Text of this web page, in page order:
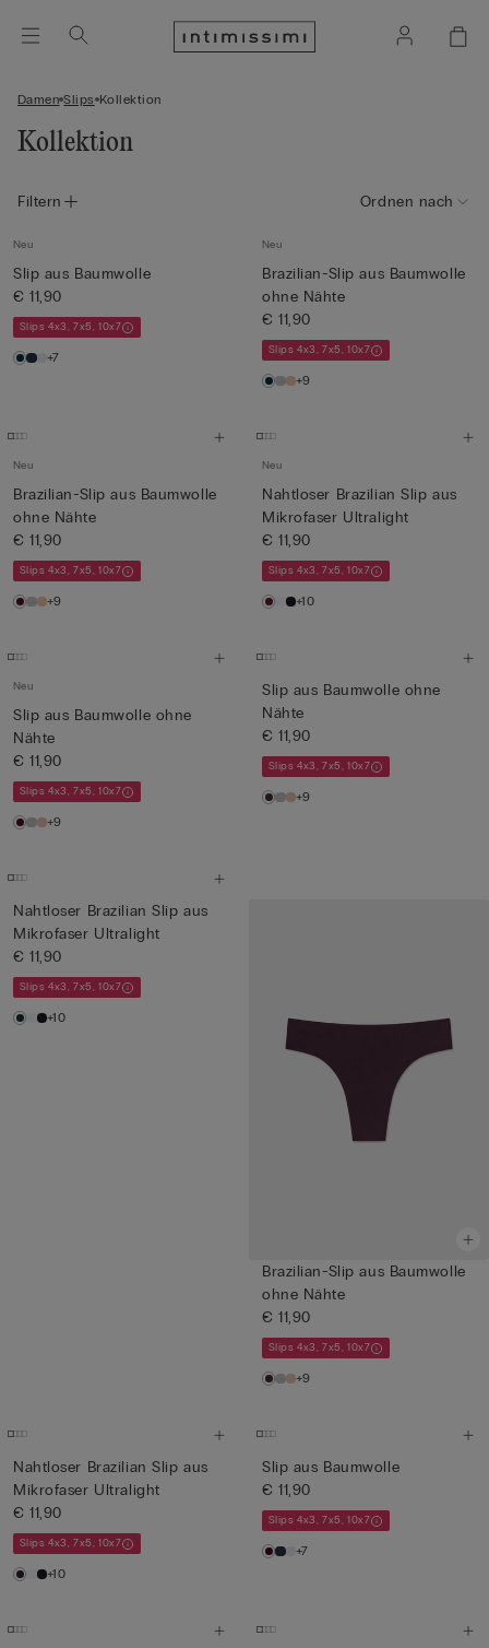
Damen Slips Kollektion
Kollektion
Filtern Ordnen nach
Neu
Slip aus Baumwolle
€ 11,90
Slips 4x3, 7x5, 10x7
+7
Neu
Brazilian-Slip aus Baumwolle
ohne Nähte
€ 11,90
Slips 4x3, 7x5, 10x7
+9
Neu
Brazilian-Slip aus Baumwolle
ohne Nähte
€ 11,90
Slips 4x3, 7x5, 10x7
+9
Neu
Nahtloser Brazilian Slip aus
Mikrofaser Ultralight
€ 11,90
Slips 4x3, 7x5, 10x7
+10
Neu
Slip aus Baumwolle ohne
Nähte
€ 11,90
Slips 4x3, 7x5, 10x7
+9
Slip aus Baumwolle ohne
Nähte
€ 11,90
Slips 4x3, 7x5, 10x7
+9
Nahtloser Brazilian Slip aus
Mikrofaser Ultralight
€ 11,90
Slips 4x3, 7x5, 10x7
+10
Brazilian-Slip aus Baumwolle
ohne Nähte
€ 11,90
Slips 4x3, 7x5, 10x7
+9
Nahtloser Brazilian Slip aus
Mikrofaser Ultralight
€ 11,90
Slips 4x3, 7x5, 10x7
+10
Slip aus Baumwolle
€ 11,90
Slips 4x3, 7x5, 10x7
+7